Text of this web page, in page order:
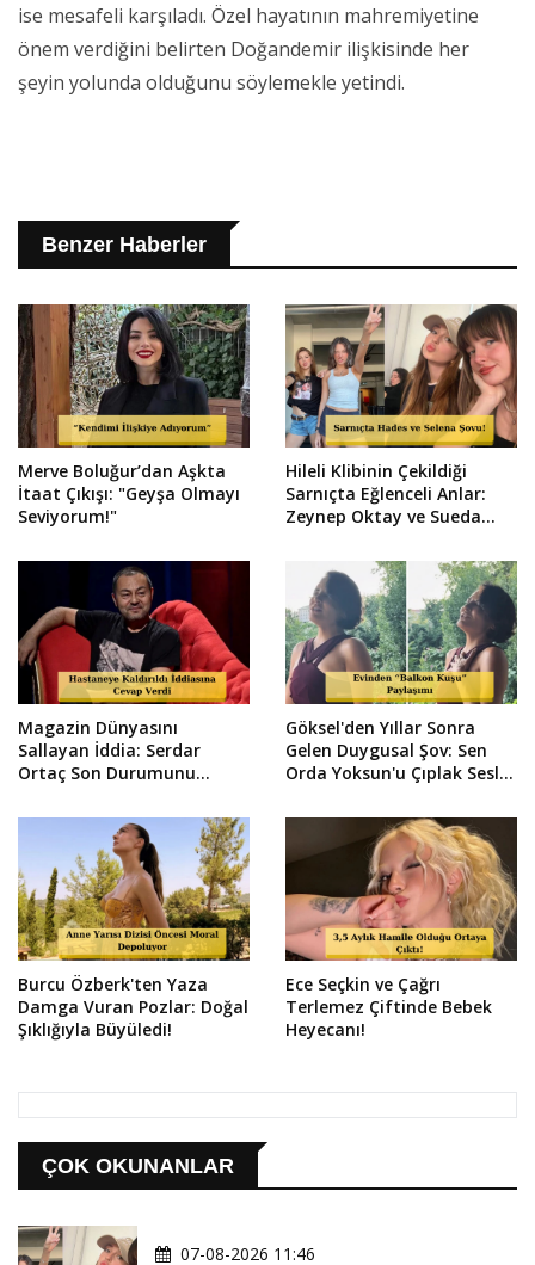
ise mesafeli karşıladı. Özel hayatının mahremiyetine
önem verdiğini belirten Doğandemir ilişkisinde her
şeyin yolunda olduğunu söylemekle yetindi.
Benzer Haberler
Merve Boluğur’dan Aşkta
İtaat Çıkışı: "Geyşa Olmayı
Seviyorum!"
Hileli Klibinin Çekildiği
Sarnıçta Eğlenceli Anlar:
Zeynep Oktay ve Sueda
Magazin Dünyasını
Sallayan İddia: Serdar
Ortaç Son Durumunu
Göksel'den Yıllar Sonra
Gelen Duygusal Şov: Sen
Orda Yoksun'u Çıplak Sesle
Burcu Özberk'ten Yaza
Damga Vuran Pozlar: Doğal
Şıklığıyla Büyüledi!
Ece Seçkin ve Çağrı
Terlemez Çiftinde Bebek
Heyecanı!
ÇOK OKUNANLAR
07-08-2026 11:46